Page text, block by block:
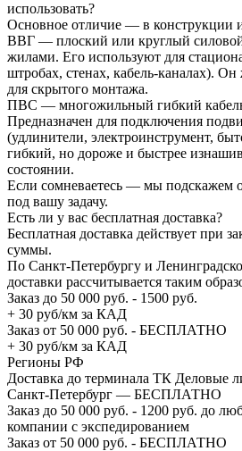
использовать?
Основное отличие — в конструкции
ВВГ — плоский или круглый
жилами. Его используют для
штробах, стенах, кабель-каналах).
для скрытого монтажа.
ПВС — многожильный гибкий кабель
Предназначен для подключения
(удлинители, электроинструмент,
гибкий, но дороже и быстрее
состоянии.
Если сомневаетесь — мы подскажем
под вашу задачу.
Есть ли у вас бесплатная доставка?
Бесплатная доставка действует при
суммы.
По Санкт-Петербургу и
доставки рассчитывается таким
Заказ до 50 000 руб. - 1500 руб.
+ 30 руб/км за КАД
Заказ от 50 000 руб. - БЕСПЛАТНО
+ 30 руб/км за КАД
Регионы РФ
Доставка до терминала ТК
Санкт-Петербург — БЕСПЛАТНО
Заказ до 50 000 руб. - 1200 руб. до
компании с экспедированием
Заказ от 50 000 руб. - БЕСПЛАТНО